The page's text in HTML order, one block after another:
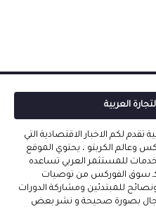
لكم الاخبار الاقتصادية التي
وعالم الكربتو ، يحتوي الموقع
للمستثمر العربي تساعده
سوق الفوركس من توصيات
للمبتدئين ومشاركة الدورات
بصورة صحيحة و نشر بعض